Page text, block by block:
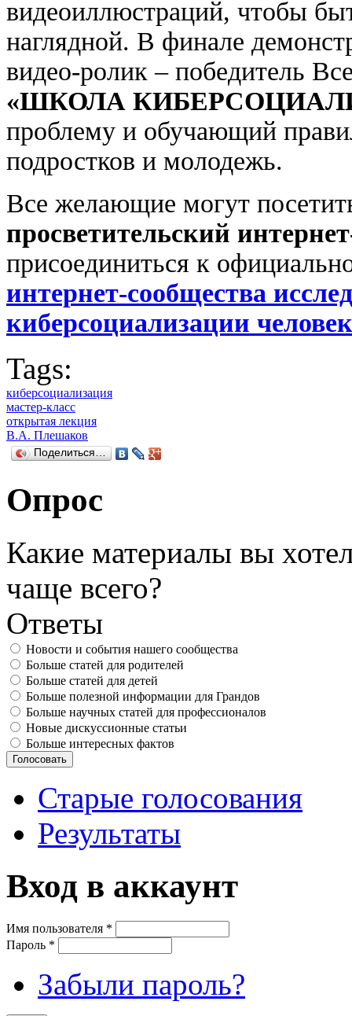
видеоиллюстраций, чтобы
наглядной. В финале
видео-ролик – победитель
«ШКОЛА
проблему и обучающий
подростков и молодежь.
Все желающие могут
просветительский
присоединиться к
интернет-сообщества
киберсоциализации
Tags:
киберсоциализация
мастер-класс
открытая лекция
В.А. Плешаков
Поделиться…
Опрос
Какие материалы вы
чаще всего?
Ответы
Новости и события нашего сообщества
Больше статей для родителей
Больше статей для детей
Больше полезной информации для Грандов
Больше научных статей для профессионалов
Новые дискуссионные статьи
Больше интересных фактов
Старые голосования
Результаты
Вход в аккаунт
Имя пользователя *
Пароль *
Забыли пароль?